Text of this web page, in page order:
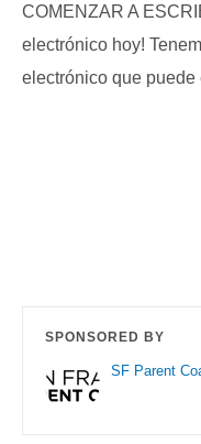
COMENZAR A
electrónico hoy!
electrónico que
SPONSORED BY
SF Parent